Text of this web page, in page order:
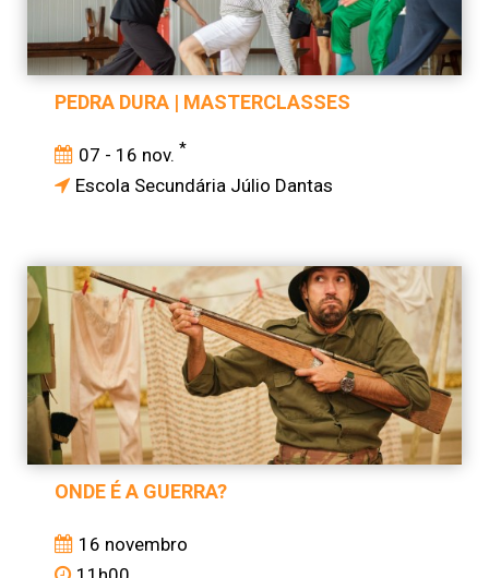
PEDRA DURA | MASTERCLASSES
07 - 16 nov. *
Escola Secundária Júlio Dantas
ONDE É A GUERRA?
16 novembro